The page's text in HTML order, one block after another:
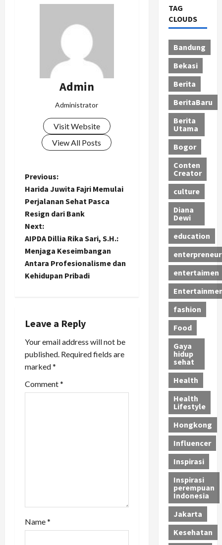
Admin
Administrator
Visit Website
View All Posts
P
o
s
t
n
a
i
g
a
t
Previous:
Harida Juwita Fajri Memulai
Perjalanan Sehat Pasca
Resign dari Bank
Next:
AIPDA Dillia Rika Sari, S.H.:
Menjaga Keseimbangan
Antara Profesionalisme dan
Kehidupan Pribadi
Leave a Reply
Your email address will not be
published. Required fields are
marked*
Comment*
Name*
TAG
CLOUDS
Bandung
Bekasi
Berita
BeritaBaru
Berita
Utama
Bogor
Conten
Creator
culture
Diana
Dewi
education
enterpreneur
entertaimen
fashion
Food
Gaya
hidup
sehat
Health
Health
Lifestyle
Hongkong
Influencer
Inspirasi
Inspirasi
perempuan
Indonesia
Jakarta
Kesehatan